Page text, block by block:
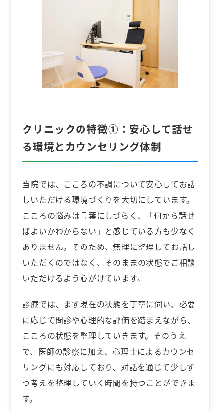
クリニックの特徴①： 安心して話せ
る環境とカウンセリング体制
当院では、こころの不調について安心してお話
しいただける環境づくりを大切にしています。
こころの悩みは言葉にしづらく、「何から話せ
ばよいかわからない」と感じている方も少なく
ありません。そのため、無理に整理してお話し
いただくのではなく、そのままの状態でご相談
いただけるよう心がけています。
診療では、まず現在の状態を丁寧に伺い、必要
に応じて問診や心理的な評価を踏まえながら、
こころの状態を整理していきます。そのうえ
で、医師の診察に加え、心理士によるカウンセ
リングにも対応しており、対話を通じて少しず
つ考えを整理していく時間を持つことができま
す。